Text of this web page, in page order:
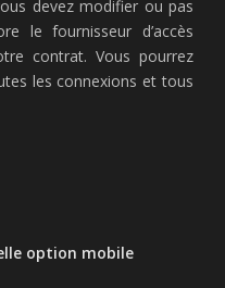
devez modifier ou pas
le fournisseur d’accès
contrat. Vous pourrez
les connexions et tous
option mobile